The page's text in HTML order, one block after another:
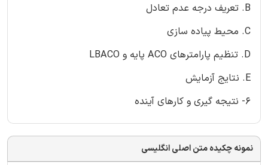
B. تعریف درجه عدم تعادل
C. محیط پیاده سازی
D. تنظیم پارامترهای ACO پایه و LBACO
E. نتایج آزمایش
6- نتیجه گیری و کارهای آینده
نمونه چکیده متن اصلی انگلیسی